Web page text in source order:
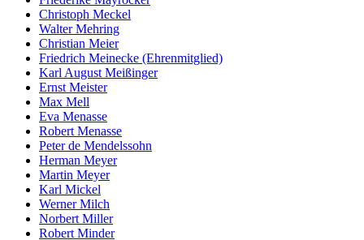
Christoph Meckel
Walter Mehring
Christian Meier
Friedrich Meinecke (Ehrenmitglied)
Karl August Meißinger
Ernst Meister
Max Mell
Eva Menasse
Robert Menasse
Peter de Mendelssohn
Herman Meyer
Martin Meyer
Karl Mickel
Werner Milch
Norbert Miller
Robert Minder